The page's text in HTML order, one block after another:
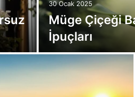
30 Ocak 2025
Müge Çiçeği
İpuçları